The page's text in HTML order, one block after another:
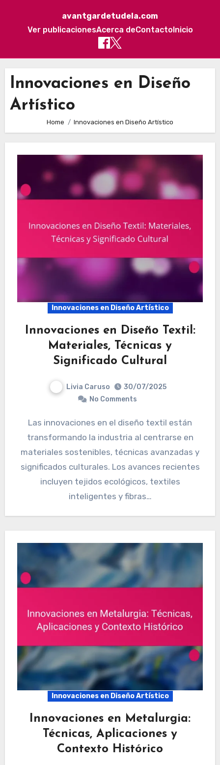
avantgardetudela.com
Ver publicacionesAcerca deContacto Inicio
Innovaciones en Diseño
Artístico
Home Innovaciones en Diseño Artístico
Innovaciones en Diseño Artístico
Innovaciones en Diseño Textil:
Materiales, Técnicas y
Significado Cultural
Livia Caruso
30/07/2025
No Comments
Las innovaciones en el diseño textil están
transformando la industria al centrarse en
materiales sostenibles, técnicas avanzadas y
significados culturales. Los avances recientes
incluyen tejidos ecológicos, textiles
inteligentes y fibras…
Innovaciones en Diseño Artístico
Innovaciones en Metalurgia:
Técnicas, Aplicaciones y
Contexto Histórico